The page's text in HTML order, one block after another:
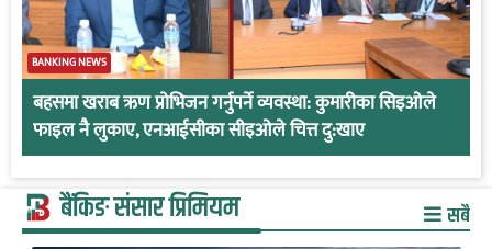
BANKING NEWS
बहसमा खराब ऋण प्रोभिजन गर्नुपर्ने व्यवस्था: कुमारीका सिइओले
फाइल नै लुकाए, एनआईसीका सीइओले चित्त दु:खाए
बैंकिङ संसार प्रिमियम सबै